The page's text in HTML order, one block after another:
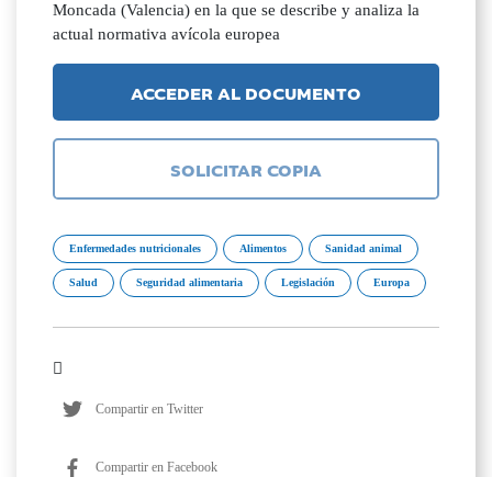
Moncada (Valencia) en la que se describe y analiza la
actual normativa avícola europea
ACCEDER AL DOCUMENTO
SOLICITAR COPIA
Enfermedades nutricionales Alimentos Sanidad animal
Salud Seguridad alimentaria Legislación Europa
Compartir en Twitter
Compartir en Facebook